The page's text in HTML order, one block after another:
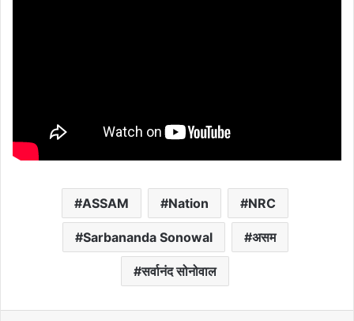
ASSAM Nation NRC
Sarbananda Sonowal असम
सर्वानंद सोनोवाल